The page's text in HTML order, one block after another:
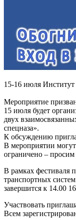
15-16 июля
Мероприятие
15 июля будет
двух
спецназа».
К обсуждению
В мероприятии
ограничено –
В рамках фестиваля
транспортных
завершится к 14.00
Участвовать
Всем